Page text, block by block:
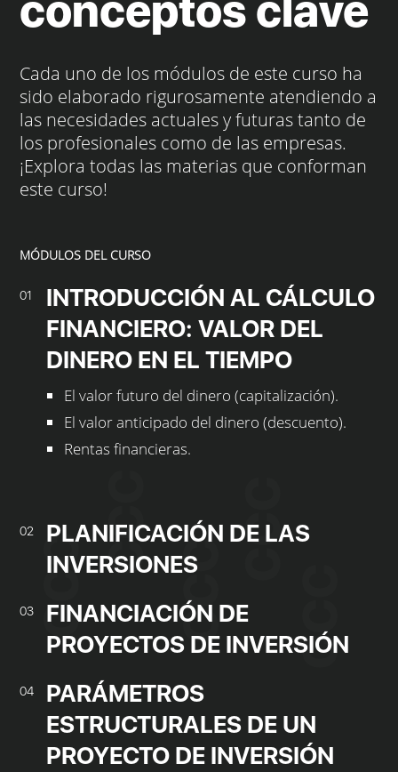
conceptos clave
Cada uno de los módulos de este curso ha
sido elaborado rigurosamente atendiendo a
las necesidades actuales y futuras tanto de
los profesionales como de las empresas.
¡Explora todas las materias que conforman
este curso!
MÓDULOS DEL CURSO
01
INTRODUCCIÓN AL CÁLCULO
FINANCIERO: VALOR DEL
DINERO EN EL TIEMPO
El valor futuro del dinero (capitalización).
El valor anticipado del dinero (descuento).
Rentas financieras.
02
PLANIFICACIÓN DE LAS
INVERSIONES
03
FINANCIACIÓN DE
PROYECTOS DE INVERSIÓN
04
PARÁMETROS
ESTRUCTURALES DE UN
PROYECTO DE INVERSIÓN